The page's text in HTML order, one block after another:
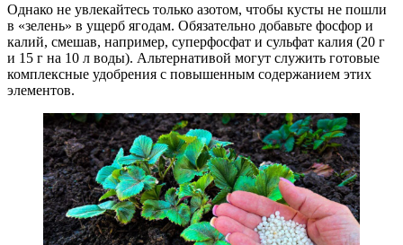
Однако не увлекайтесь только азотом, чтобы кусты не пошли
в «зелень» в ущерб ягодам. Обязательно добавьте фосфор и
калий, смешав, например, суперфосфат и сульфат калия (20 г
и 15 г на 10 л воды). Альтернативой могут служить готовые
комплексные удобрения с повышенным содержанием этих
элементов.